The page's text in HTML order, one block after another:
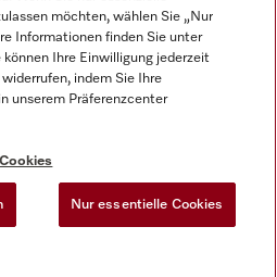
möchten, wählen Sie „Nur
Informationen finden Sie unter
können Ihre Einwilligung jederzeit
indem Sie Ihre
unserem Präferenzcenter
Cookies
Nur essentielle Cookies